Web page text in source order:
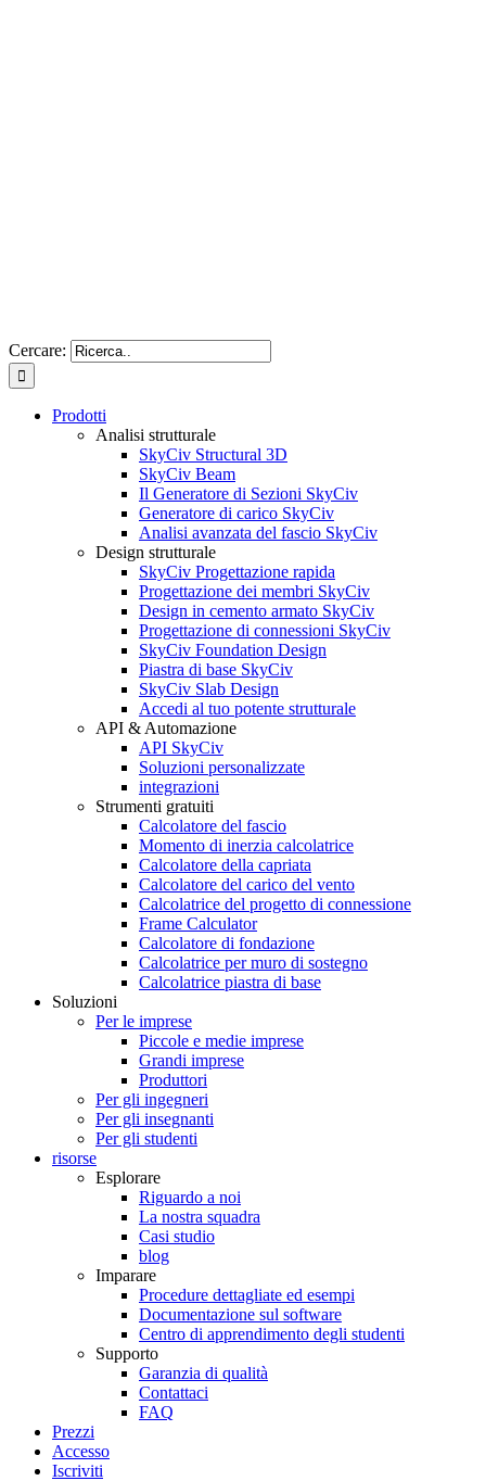
Cercare:
Prodotti
Analisi strutturale
SkyCiv Structural 3D
SkyCiv Beam
Il Generatore di Sezioni SkyCiv
Generatore di carico SkyCiv
Analisi avanzata del fascio SkyCiv
Design strutturale
SkyCiv Progettazione rapida
Progettazione dei membri SkyCiv
Design in cemento armato SkyCiv
Progettazione di connessioni SkyCiv
SkyCiv Foundation Design
Piastra di base SkyCiv
SkyCiv Slab Design
Accedi al tuo potente strutturale
API & Automazione
API SkyCiv
Soluzioni personalizzate
integrazioni
Strumenti gratuiti
Calcolatore del fascio
Momento di inerzia calcolatrice
Calcolatore della capriata
Calcolatore del carico del vento
Calcolatrice del progetto di connessione
Frame Calculator
Calcolatore di fondazione
Calcolatrice per muro di sostegno
Calcolatrice piastra di base
Soluzioni
Per le imprese
Piccole e medie imprese
Grandi imprese
Produttori
Per gli ingegneri
Per gli insegnanti
Per gli studenti
risorse
Esplorare
Riguardo a noi
La nostra squadra
Casi studio
blog
Imparare
Procedure dettagliate ed esempi
Documentazione sul software
Centro di apprendimento degli studenti
Supporto
Garanzia di qualità
Contattaci
FAQ
Prezzi
Accesso
Iscriviti